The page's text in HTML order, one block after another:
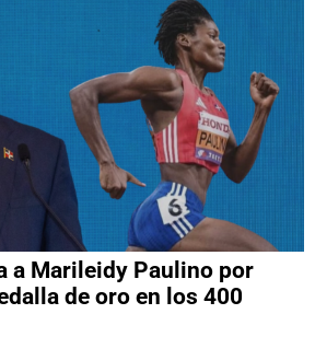
a Marileidy Paulino por
de oro en los 400